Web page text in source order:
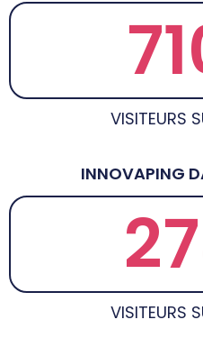
VISITEURS
INNOVAPING
VISITEURS